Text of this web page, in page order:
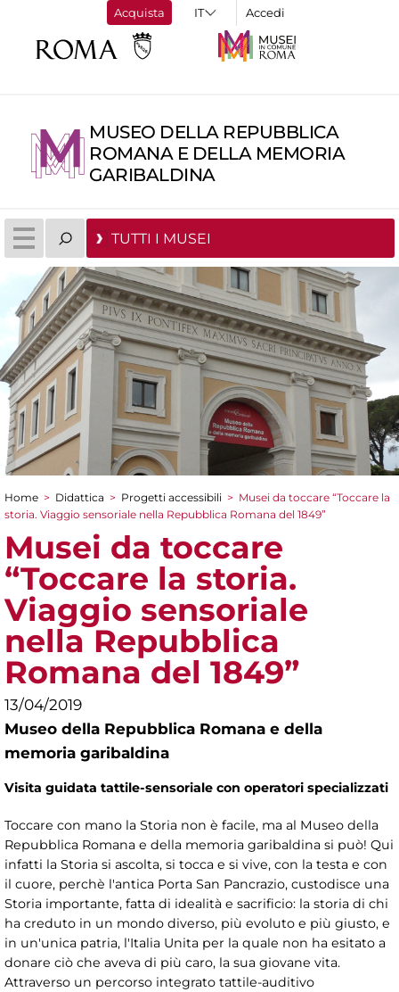
Acquista Accedi
MUSEO DELLA REPUBBLICA
ROMANA E DELLA MEMORIA
GARIBALDINA
TUTTI I MUSEI
Tu sei qui
Home > Didattica > Progetti accessibili > Musei da toccare “Toccare la
storia. Viaggio sensoriale nella Repubblica Romana del 1849”
Musei da toccare
“Toccare la storia.
Viaggio sensoriale
nella Repubblica
Romana del 1849”
13/04/2019
Museo della Repubblica Romana e della
memoria garibaldina
Visita guidata tattile-sensoriale con operatori specializzati
Toccare con mano la Storia non è facile, ma al Museo della
Repubblica Romana e della memoria garibaldina si può! Qui
infatti la Storia si ascolta, si tocca e si vive, con la testa e con
il cuore, perchè l'antica Porta San Pancrazio, custodisce una
Storia importante, fatta di idealità e sacrificio: la storia di chi
ha creduto in un mondo diverso, più evoluto e più giusto, e
in un'unica patria, l'Italia Unita per la quale non ha esitato a
donare ciò che aveva di più caro, la sua giovane vita.
Attraverso un percorso integrato tattile-auditivo